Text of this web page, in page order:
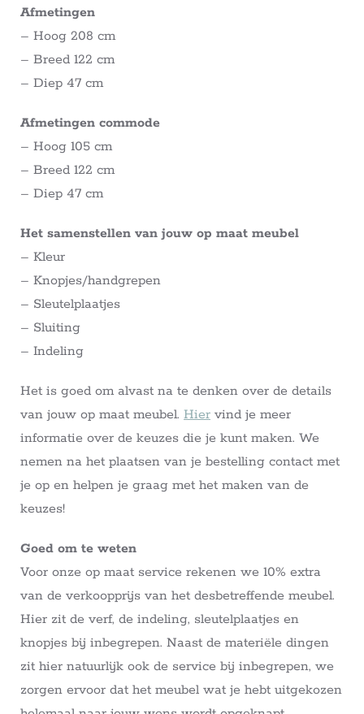
Afmetingen
– Hoog 208 cm
– Breed 122 cm
– Diep 47 cm
Afmetingen commode
– Hoog 105 cm
– Breed 122 cm
– Diep 47 cm
Het samenstellen van jouw op maat meubel
– Kleur
– Knopjes/handgrepen
– Sleutelplaatjes
– Sluiting
– Indeling
Het is goed om alvast na te denken over de details
van jouw op maat meubel. Hier vind je meer
informatie over de keuzes die je kunt maken. We
nemen na het plaatsen van je bestelling contact met
je op en helpen je graag met het maken van de
keuzes!
Goed om te weten
Voor onze op maat service rekenen we 10% extra
van de verkoopprijs van het desbetreffende meubel.
Hier zit de verf, de indeling, sleutelplaatjes en
knopjes bij inbegrepen. Naast de materiële dingen
zit hier natuurlijk ook de service bij inbegrepen, we
zorgen ervoor dat het meubel wat je hebt uitgekozen